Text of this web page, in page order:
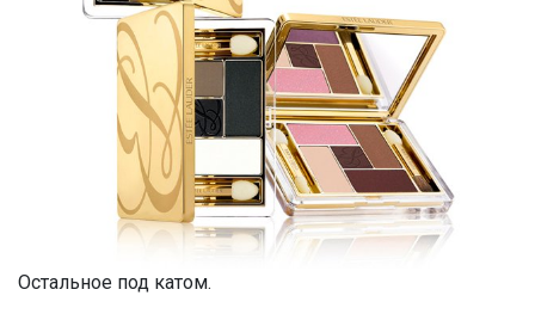
Остальное под катом.